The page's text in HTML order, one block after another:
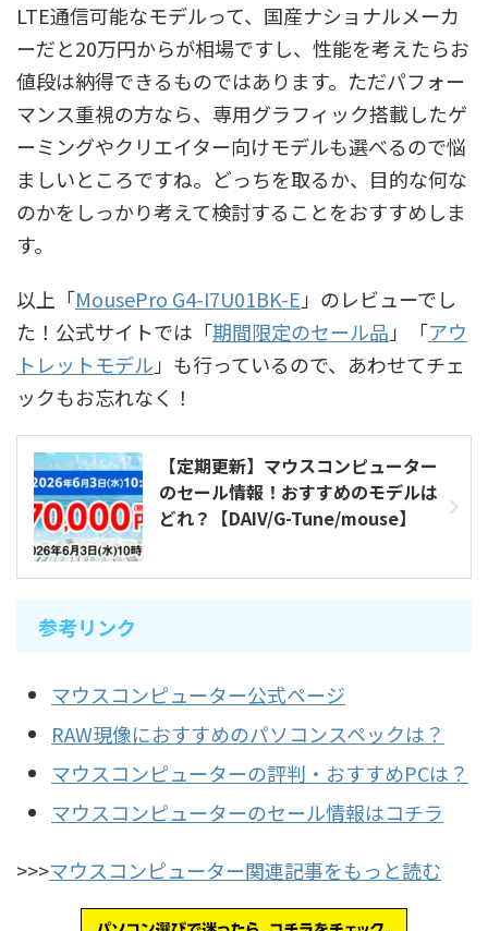
LTE通信可能なモデルって、国産ナショナルメーカ
ーだと20万円からが相場ですし、性能を考えたらお
値段は納得できるものではあります。ただパフォー
マンス重視の方なら、専用グラフィック搭載したゲ
ーミングやクリエイター向けモデルも選べるので悩
ましいところですね。どっちを取るか、目的な何な
のかをしっかり考えて検討することをおすすめしま
す。
以上「MousePro G4-I7U01BK-E」のレビューでし
た！公式サイトでは「期間限定のセール品」「アウ
トレットモデル」も行っているので、あわせてチェ
ックもお忘れなく！
【定期更新】マウスコンピューター
のセール情報！おすすめのモデルは
どれ？【DAIV/G-Tune/mouse】
参考リンク
マウスコンピューター公式ページ
RAW現像におすすめのパソコンスペックは？
マウスコンピューターの評判・おすすめPCは？
マウスコンピューターのセール情報はコチラ
>>>マウスコンピューター関連記事をもっと読む